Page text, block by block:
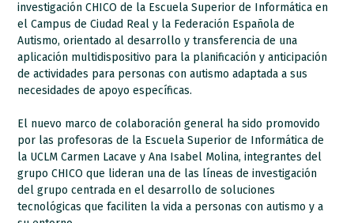
investigación CHICO de la Escuela Superior de Informática en
el Campus de Ciudad Real y la Federación Española de
Autismo, orientado al desarrollo y transferencia de una
aplicación multidispositivo para la planificación y anticipación
de actividades para personas con autismo adaptada a sus
necesidades de apoyo específicas.
El nuevo marco de colaboración general ha sido promovido
por las profesoras de la Escuela Superior de Informática de
la UCLM Carmen Lacave y Ana Isabel Molina, integrantes del
grupo CHICO que lideran una de las líneas de investigación
del grupo centrada en el desarrollo de soluciones
tecnológicas que faciliten la vida a personas con autismo y a